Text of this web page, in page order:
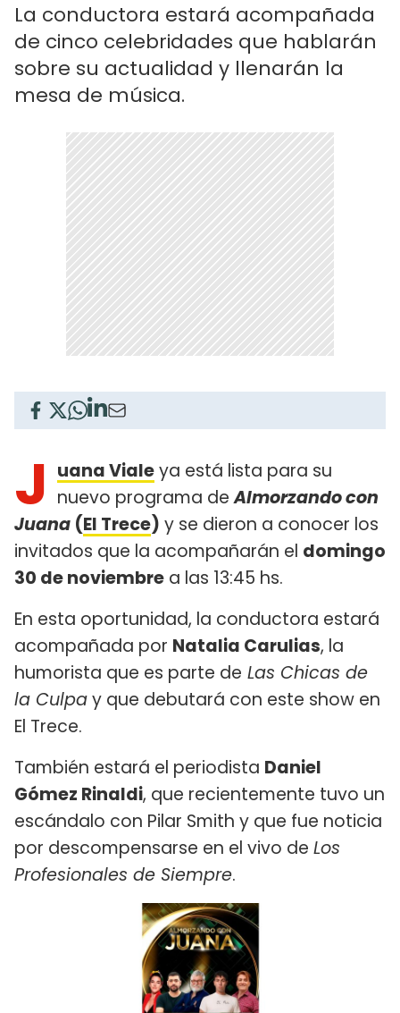
La conductora estará acompañada
de cinco celebridades que hablarán
sobre su actualidad y llenarán la
mesa de música.
J uana Vialeya está lista para su
nuevo programa deAlmorzando con
Juana (El Trece) y se dieron a conocer los
invitados que la acompañarán el domingo
30 de noviembre a las 13:45 hs.
En esta oportunidad, la conductora estará
acompañada por Natalia Carulias, la
humorista que es parte de Las Chicas de
la Culpay que debutará con este show en
El Trece.
También estará el periodista Daniel
Gómez Rinaldi, que recientemente tuvo un
escándalo con Pilar Smith y que fue noticia
por descompensarse en el vivo de Los
Profesionales de Siempre.